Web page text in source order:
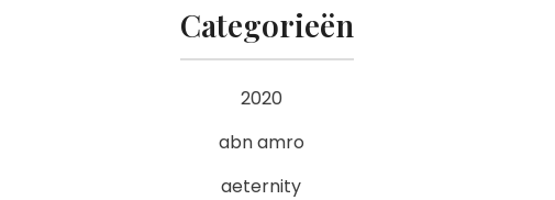
Categorieën
2020
abn amro
aeternity